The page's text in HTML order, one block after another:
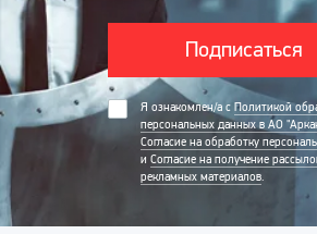
Подписаться
Я ознакомлен/а с Политикой
персональных данных в АО
Согласие на обработку
и Согласие на получение
рекламных материалов.